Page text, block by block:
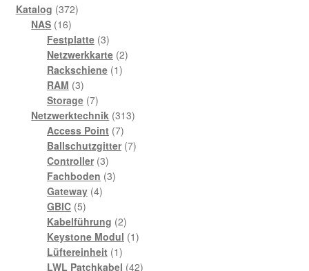
Katalog 372372
NAS 1616
Produkte
Festplatte 33
Produkte
Netzwerkkarte 22
Rackschiene 11
RAM 33
Produkte
Storage 77
Produkte
Netzwerktechnik 313313
Access Point 77
Produkte
Ballschutzgitter 77
Controller 33
Produkte
Fachboden 33
Gateway 44
GBIC 55
Produkte
Kabelführung 22
Produkte
Keystone Modul 11
Lüftereinheit 11
Produkt
LWL Patchkabel 4242